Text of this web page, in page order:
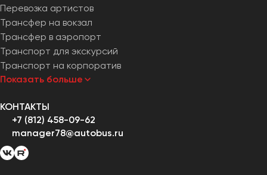
Перевозка артистов
Трансфер на вокзал
Трансфер в аэропорт
Транспорт для экскурсий
Транспорт на корпоратив
Показать больше
КОНТАКТЫ
+7 (812) 458-09-62
manager78@autobus.ru